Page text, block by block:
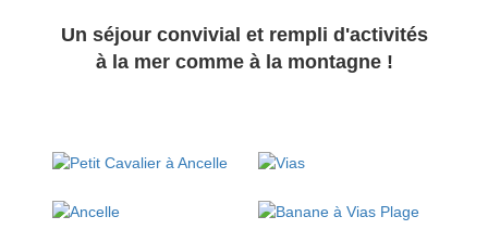
Un séjour convivial et rempli d'activités
à la mer comme à la montagne !